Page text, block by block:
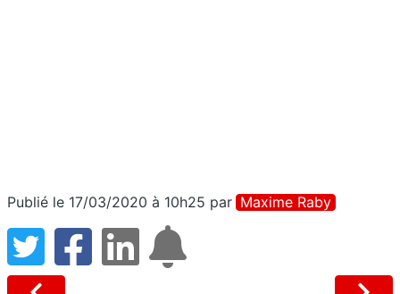
Publié le 17/03/2020 à 10h25 par Maxime Raby